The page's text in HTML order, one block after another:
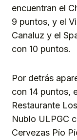
encuentran el
9 puntos, y el
Canaluz y el
con 10 puntos.
Por detrás
con 14 puntos,
Restaurante
Nublo ULPGC
Cervezas Pío